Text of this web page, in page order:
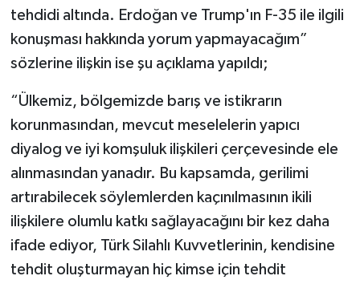
tehdidi altında. Erdoğan ve Trump'ın F-35 ile ilgili
konuşması hakkında yorum yapmayacağım”
sözlerine ilişkin ise şu açıklama yapıldı;
“Ülkemiz, bölgemizde barış ve istikrarın
korunmasından, mevcut meselelerin yapıcı
diyalog ve iyi komşuluk ilişkileri çerçevesinde ele
alınmasından yanadır. Bu kapsamda, gerilimi
artırabilecek söylemlerden kaçınılmasının ikili
ilişkilere olumlu katkı sağlayacağını bir kez daha
ifade ediyor, Türk Silahlı Kuvvetlerinin, kendisine
tehdit oluşturmayan hiç kimse için tehdit